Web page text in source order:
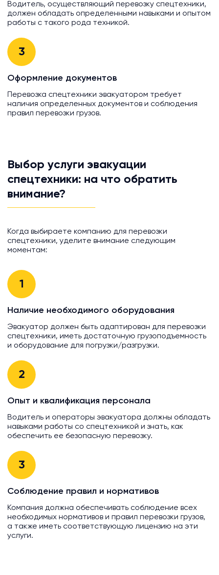
Водитель, осуществляющий перевозку спецтехники,
должен обладать определенными навыками и опытом
работы с такого рода техникой.
3
Оформление документов
Перевозка спецтехники эвакуатором требует
наличия определенных документов и соблюдения
правил перевозки грузов.
Выбор услуги эвакуации
спецтехники: на что обратить
внимание?
Когда выбираете компанию для перевозки
спецтехники, уделите внимание следующим
моментам:
1
Наличие необходимого оборудования
Эвакуатор должен быть адаптирован для перевозки
спецтехники, иметь достаточную грузоподъемность
и оборудование для погрузки/разгрузки.
2
Опыт и квалификация персонала
Водитель и операторы эвакуатора должны обладать
навыками работы со спецтехникой и знать, как
обеспечить ее безопасную перевозку.
3
Соблюдение правил и нормативов
Компания должна обеспечивать соблюдение всех
необходимых нормативов и правил перевозки грузов,
а также иметь соответствующую лицензию на эти
услуги.